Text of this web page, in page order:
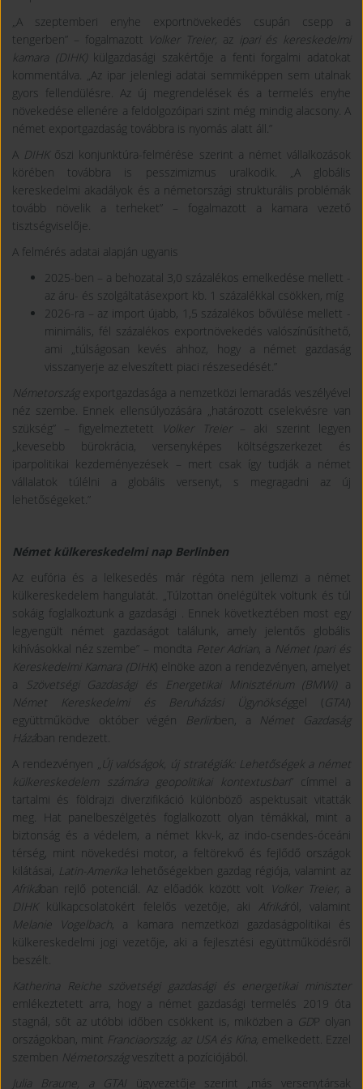
„A szeptemberi enyhe exportnövekedés csupán csepp a
tengerben” – fogalmazott Volker Treier, az ipari és kereskedelmi
kamara (DIHK)külgazdasági szakértője a fenti forgalmi adatokat
kommentálva. „Az ipar jelenlegi adatai semmiképpen sem utalnak
gyors fellendülésre. Az új megrendelések és a termelés enyhe
növekedése ellenére a feldolgozóipari szint még mindig alacsony. A
német exportgazdaság továbbra is nyomás alatt áll.”
A DIHK őszi konjunktúra-felmérése szerint a német vállalkozások
körében továbbra is pesszimizmus uralkodik. „A globális
kereskedelmi akadályok és a németországi strukturális problémák
tovább növelik a terheket” – fogalmazott a kamara vezető
tisztségviselője.
A felmérés adatai alapján ugyanis
2025-ben – a behozatal 3,0 százalékos emelkedése mellett -
az áru- és szolgáltatásexport kb. 1 százalékkal csökken, míg
2026-ra – az import újabb, 1,5 százalékos bővülése mellett -
minimális, fél százalékos exportnövekedés valószínűsíthető,
ami „túlságosan kevés ahhoz, hogy a német gazdaság
visszanyerje az elveszített piaci részesedését.”
Németország exportgazdasága a nemzetközi lemaradás veszélyével
néz szembe. Ennek ellensúlyozására „határozott cselekvésre van
szükség” – figyelmeztetett
Volker Treier – aki szerint legyen
„kevesebb bürokrácia, versenyképes költségszerkezet és
iparpolitikai kezdeményezések – mert csak így tudják a német
vállalatok túlélni a globális versenyt, s megragadni az új
lehetőségeket.”
Német külkereskedelmi nap Berlinben
Az eufória és a lelkesedés már régóta nem jellemzi a német
külkereskedelem hangulatát. „Túlzottan önelégültek voltunk és túl
sokáig foglalkoztunk a gazdasági . Ennek következtében most egy
legyengült német gazdaságot találunk, amely jelentős globális
kihívásokkal néz szembe” – mondta Peter Adrian, a Német Ipari és
Kereskedelmi Kamara (DIHK) elnöke azon a rendezvényen, amelyet
a
Szövetségi Gazdasági és Energetikai Minisztérium (BMWi) a
Német Kereskedelmi és Beruházási Ügynökség gel (GTAI)
együttműködve október végén
Berlinben, a Német Gazdaság
Házában rendezett.
A rendezvényen „
Új valóságok, új stratégiák: Lehetőségek a német
külkereskedelem számára geopolitikai kontextusban” címmel a
tartalmi és földrajzi diverzifikáció különböző aspektusait vitatták
meg. Hat panelbeszélgetés foglalkozott olyan témákkal, mint a
biztonság és a védelem, a német kkv-k, az indo-csendes-óceáni
térség, mint növekedési motor, a feltörekvő és fejlődő országok
kilátásai, Latin-Amerika lehetőségekben gazdag régiója, valamint az
Afrikában rejlő potenciál. Az előadók között volt Volker Treier, a
DIHKkülkapcsolatokért felelős vezetője, aki Afrikáról, valamint
Melanie Vogelbach, a kamara nemzetközi gazdaságpolitikai és
külkereskedelmi jogi vezetője, aki a fejlesztési együttműködésről
beszélt.
Katherina Reiche szövetségi gazdasági és energetikai miniszter
emlékeztetett arra, hogy a német gazdasági termelés 2019 óta
stagnál, sőt az utóbbi időben csökkent is, miközben a GDP olyan
országokban, mint Franciaország, az USA és Kína, emelkedett. Ezzel
szemben Németország veszített a pozíciójából.
Julia Braune, a GTAI ügyvezetője szerint „más versenytársak